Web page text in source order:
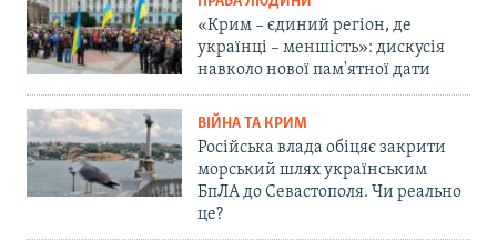
«Крим – єдиний регіон, де
українці – меншість»: дискусія
навколо нової пам'ятної дати
ВІЙНА ТА КРИМ
Російська влада обіцяє закрити
морський шлях українським
БпЛА до Севастополя. Чи реально
це?